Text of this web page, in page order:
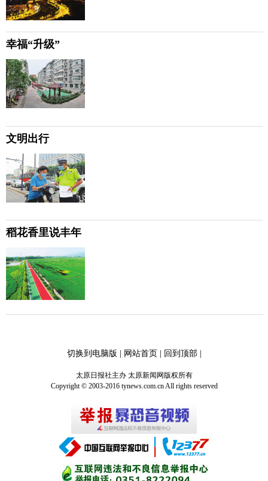
幸福“升级”
文明出行
稻花香里说丰年
切换到电脑版 | 网站首页| 回到顶部|
太原日报社主办 太原新闻网版权所有
Copyright © 2003-2016 tynews.com.cn All rights reserved